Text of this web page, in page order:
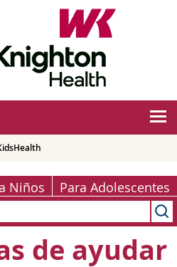
Niños Para Adolescentes
de ayudar